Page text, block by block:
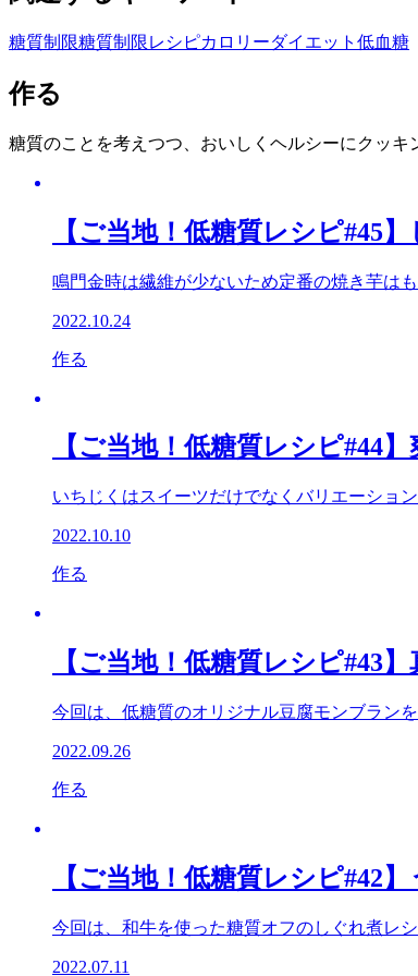
糖質制限糖質制限レシピカロリーダイエット 低血糖
作る
糖質のことを考えつつ、おいしくヘルシーにクッキ
【ご当地！低糖質レシピ#45
鳴門金時は繊維が少ないため定番の焼き芋は
2022.10.24
作る
【ご当地！低糖質レシピ#44
いちじくはスイーツだけでなくバリエーショ
2022.10.10
作る
【ご当地！低糖質レシピ#43
今回は、低糖質のオリジナル豆腐モンブラン
2022.09.26
作る
【ご当地！低糖質レシピ#42
今回は、和牛を使った糖質オフのしぐれ煮レ
2022.07.11